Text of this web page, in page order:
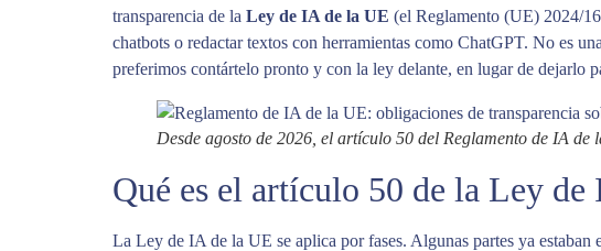
transparencia de la Ley de IA de la UE (el Reglamento (UE) 2024/
chatbots o redactar textos con herramientas como ChatGPT. No es
preferimos contártelo pronto y con la ley delante, en lugar de dejarlo
Desde agosto de 2026, el artículo 50 del Reglamento de IA
Qué es el artículo 50 de la Ley de
La Ley de IA de la UE se aplica por fases. Algunas partes ya